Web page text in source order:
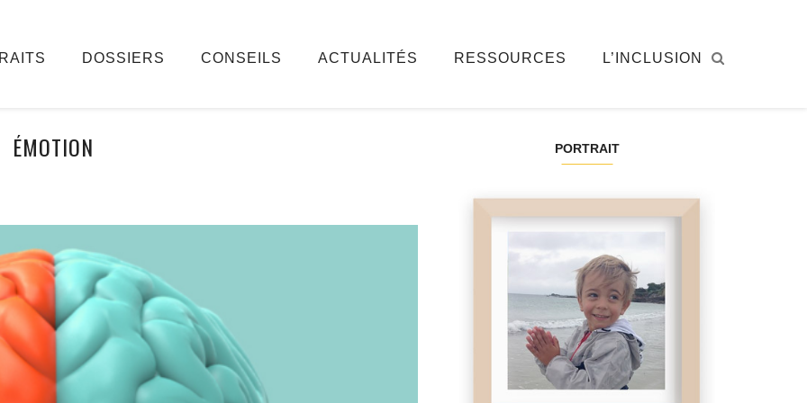
DOSSIERS CONSEILS ACTUALITÉS RESSOURCES L’INCLUSION
ÉMOTION PORTRAIT